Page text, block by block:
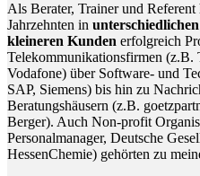
Als Berater, Trainer und Referent
Jahrzehnten in
kleineren Kunden erfolgreich
Telekommunikationsfirmen (z.B.
Vodafone) über Software- und
SAP, Siemens) bis hin zu
Beratungshäusern (z.B.
Berger). Auch Non-profit
Personalmanager, Deutsche
HessenChemie) gehörten zu